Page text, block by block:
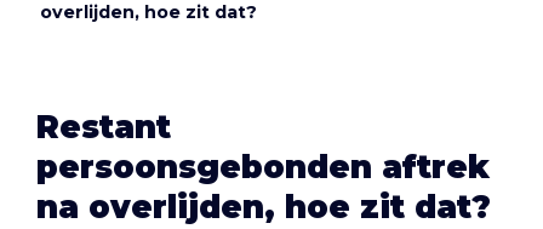
overlijden, hoe zit dat?
Restant
persoonsgebonden aftrek
na overlijden, hoe zit dat?